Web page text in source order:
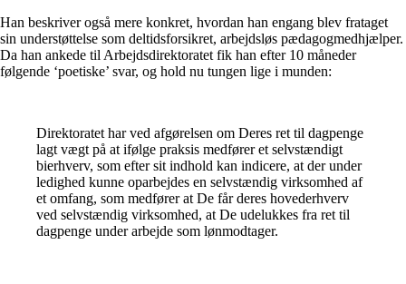
Han beskriver også mere konkret, hvordan han engang blev frataget
sin understøttelse som deltidsforsikret, arbejdsløs pædagogmedhjælper.
Da han ankede til Arbejdsdirektoratet fik han efter 10 måneder
følgende ‘poetiske’ svar, og hold nu tungen lige i munden:
Direktoratet har ved afgørelsen om Deres ret til dagpenge
lagt vægt på at ifølge praksis medfører et selvstændigt
bierhverv, som efter sit indhold kan indicere, at der under
ledighed kunne oparbejdes en selvstændig virksomhed af
et omfang, som medfører at De får deres hovederhverv
ved selvstændig virksomhed, at De udelukkes fra ret til
dagpenge under arbejde som lønmodtager.